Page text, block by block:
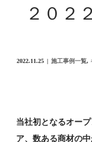
２０２
2022.11.25 施工事例一覧,
当社初となるオー
ア、数ある商材の